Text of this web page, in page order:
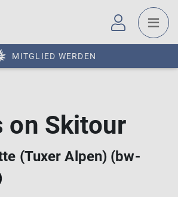
MITGLIED WERDEN
on Skitour
(Tuxer Alpen) (bw-